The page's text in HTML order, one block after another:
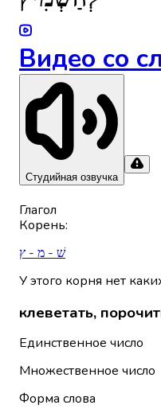
Видео со
Студийная озвучка
Глагол
Корень:
שׁ - מ - ץ
У этого корня нет
клеветать,
Единственное число
Множественное число
Форма слова